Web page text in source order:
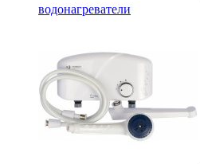
водонагреватели